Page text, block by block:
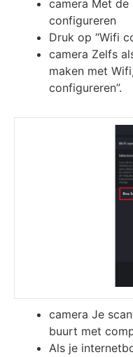
camera Met
configureren
Druk op “Wifi
camera Zelfs
maken met
configureren”.
camera Je
buurt met
Als je